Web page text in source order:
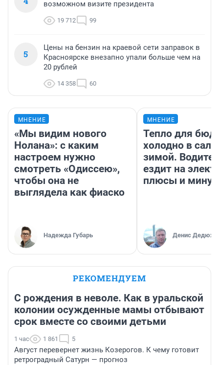
возможном визите президента
19 712 99
5
Цены на бензин на краевой сети заправок в
Красноярске внезапно упали больше чем на
20 рублей
14 358 60
МНЕНИЕ
«Мы видим нового
Нолана»: с каким
настроем нужно
смотреть «Одиссею»,
чтобы она не
выглядела как фиаско
Надежда Губарь
МНЕНИЕ
Тепло для
холодно в
зимой.
ездит на
плюсы и
Денис
РЕКОМЕНДУЕМ
С рождения в неволе. Как в уральской
колонии осужденные мамы отбывают
срок вместе со своими детьми
1 час 1 861 5
Август перевернет жизнь Козерогов. К чему готовит
ретроградный Сатурн — прогноз